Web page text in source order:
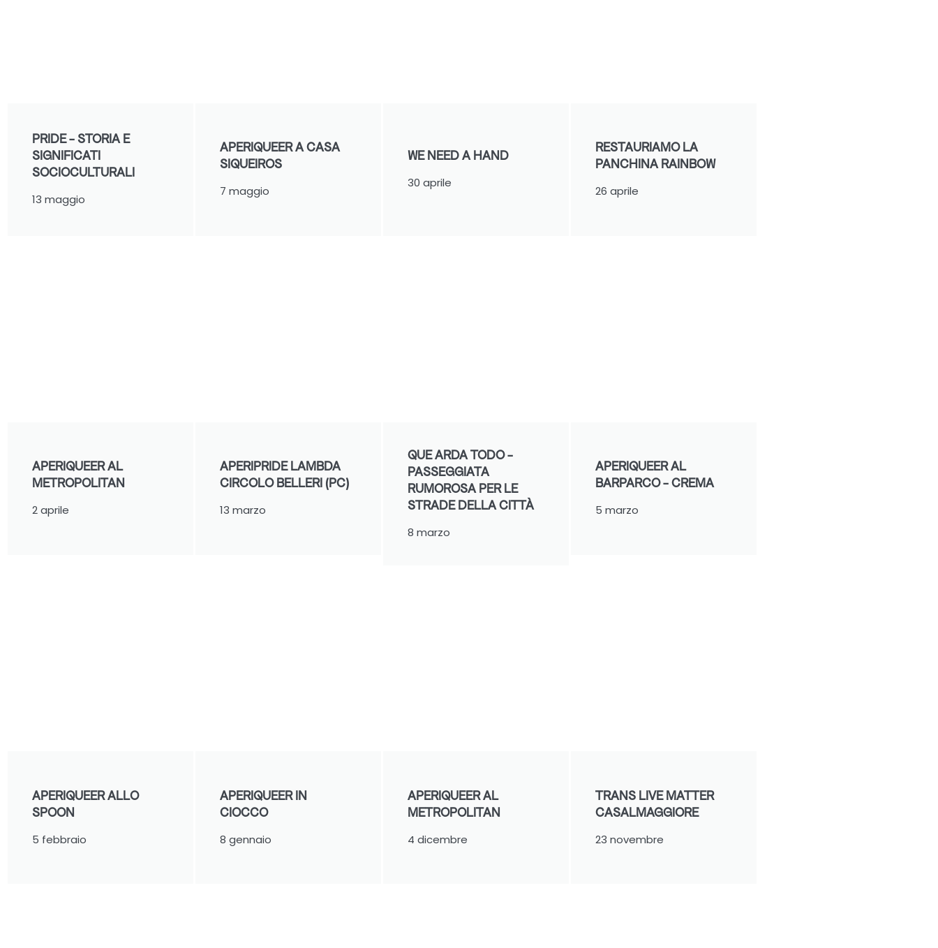
PRIDE - STORIA E
SIGNIFICATI
SOCIOCULTURALI
13 maggio
APERIQUEER A CASA
SIQUEIROS
7 maggio
WE NEED A HAND
30 aprile
RESTAURIAMO LA
PANCHINA RAINBOW
26 aprile
APERIQUEER AL
METROPOLITAN
2 aprile
APERIPRIDE LAMBDA
CIRCOLO BELLERI (PC)
13 marzo
QUE ARDA TODO -
PASSEGGIATA
RUMOROSA PER LE
STRADE DELLA CITTÀ
8 marzo
APERIQUEER AL
BARPARCO - CREMA
5 marzo
APERIQUEER ALLO
SPOON
5 febbraio
APERIQUEER IN
CIOCCO
8 gennaio
APERIQUEER AL
METROPOLITAN
4 dicembre
TRANS LIVE MATTER
CASALMAGGIORE
23 novembre